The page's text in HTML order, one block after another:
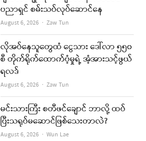
b
e
ပညာရှင် စမ်းသပ်လုပ်ဆောင်နေ
August 6, 2026 Author
Zaw Tun
လိုအပ်နေသူတွေထံ ငွေသား ဒေါ်လာ ၅၅၀
စီ တိုက်ရိုက်ထောက်ပံ့မှုရဲ့ အံ့အားသင့်ဖွယ်
ရလဒ်
August 6, 2026 Author
Zaw Tun
မင်းသားကြီး စတီဖင်ချောင် ဘာလို့ ထပ်
ပြီးသရုပ်မဆောင်ဖြစ်သေးတာလဲ?
August 6, 2026 Author
Wun Lae